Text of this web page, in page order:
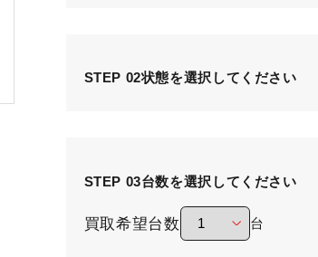
STEP 02状態を選択してください
STEP 03台数を選択してください
買取希望台数 台